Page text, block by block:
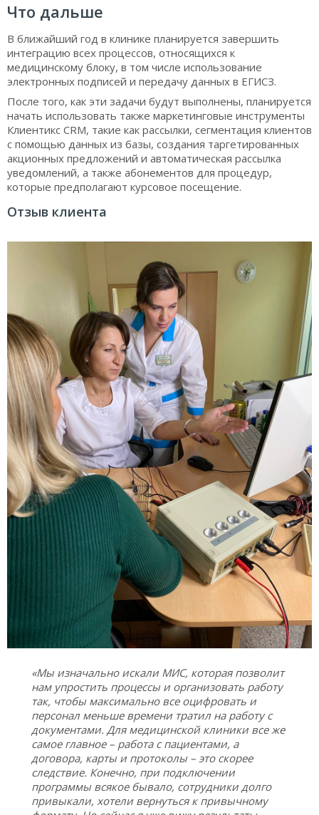
Что дальше
В ближайший год в клинике планируется завершить
интеграцию всех процессов, относящихся к
медицинскому блоку, в том числе использование
электронных подписей и передачу данных в ЕГИСЗ.
После того, как эти задачи будут выполнены, планируется
начать использовать также маркетинговые инструменты
Клиентикс CRM, такие как рассылки, сегментация клиентов
с помощью данных из базы, создания таргетированных
акционных предложений и автоматическая рассылка
уведомлений, а также абонементов для процедур,
которые предполагают курсовое посещение.
Отзыв клиента
«Мы изначально искали МИС, которая позволит
нам упростить процессы и организовать работу
так, чтобы максимально все оцифровать и
персонал меньше времени тратил на работу с
документами. Для медицинской клиники все же
самое главное – работа с пациентами, а
договора, карты и протоколы – это скорее
следствие. Конечно, при подключении
программы всякое бывало, сотрудники долго
привыкали, хотели вернуться к привычному